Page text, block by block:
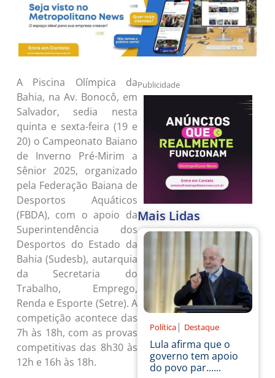
A Piscina Olímpica da
Bahia, na Av. Bonocô, em
Salvador, sedia nesta
quinta e sexta-feira (19 e
20) o Campeonato Baiano
de Inverno Pré-Mirim a
Sênior 2025, organizado
pela Federação Baiana de
Desportos Aquáticos
(FBDA), com o apoio da
Superintendência dos
Desportos do Estado da
Bahia (Sudesb), autarquia
da Secretaria do
Trabalho, Emprego,
Renda e Esporte (Setre). A
competição acontece das
7h às 18h, com as provas
competitivas das 8h30 às
12h e 16h às 18h.
Publicidade
Mais Lidas
Política | Destaque
Lula afirma que o
governo tem apoio
do povo par......